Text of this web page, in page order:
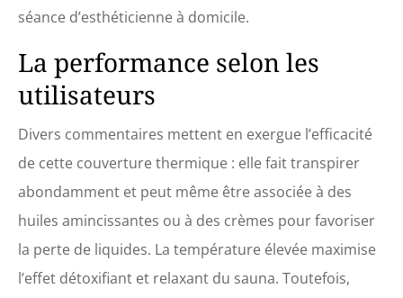
séance d’esthéticienne à domicile.
La performance selon les
utilisateurs
Divers commentaires mettent en exergue l’efficacité
de cette couverture thermique : elle fait transpirer
abondamment et peut même être associée à des
huiles amincissantes ou à des crèmes pour favoriser
la perte de liquides. La température élevée maximise
l’effet détoxifiant et relaxant du sauna. Toutefois,